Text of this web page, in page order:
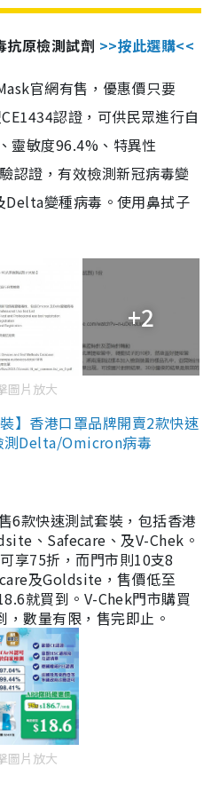
抗原檢測試劑 >>按此選購<<
官網有售，優惠價只要
認證，可供民眾進行自
靈敏度96.4%、特異性
認證，有效檢測新冠病毒變
變種病毒。使用鼻拭子
+2
圖片放大
】香港口罩品牌開賣2款快速
測Delta/Omicron病毒
6款快速測試套裝，包括香港
、Safecare、及V-Chek。
享75折，而門市則10支8
及Goldsite，售價低至
就買到。V-Chek門市購買
數量有限，售完即止。
圖片放大